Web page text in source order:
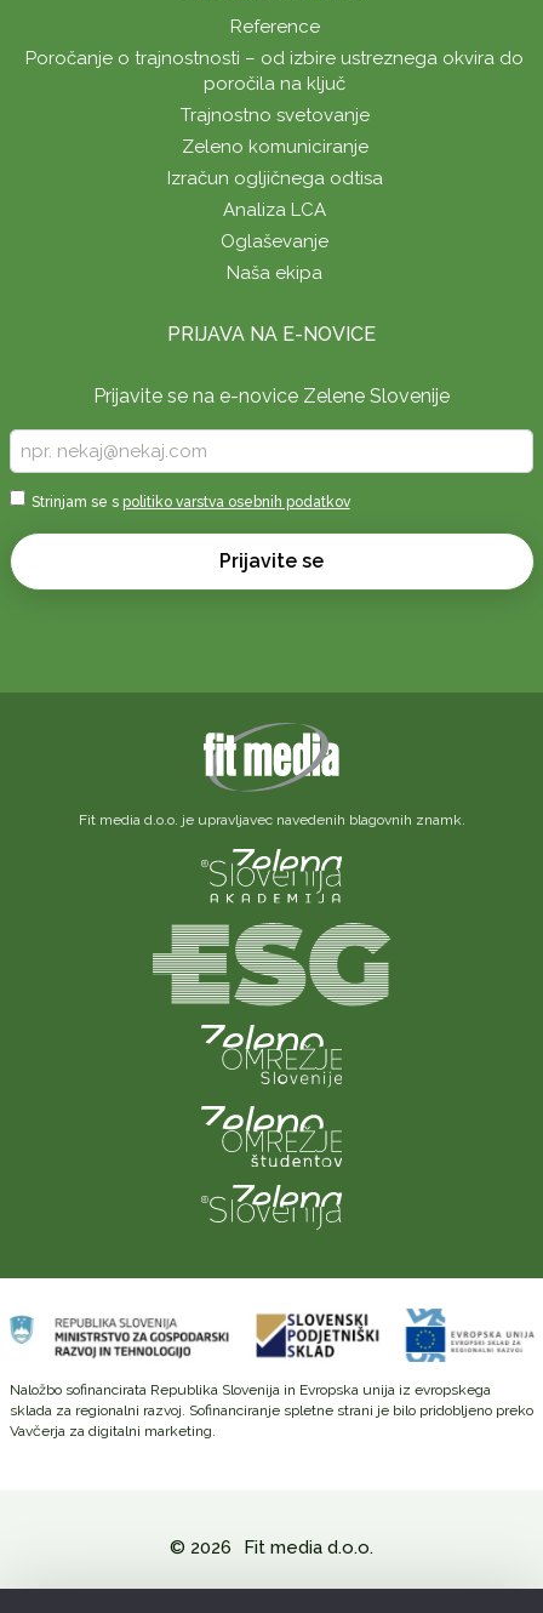
Reference
Poročanje o trajnostnosti – od izbire ustreznega okvira do
poročila na ključ
Trajnostno svetovanje
Zeleno komuniciranje
Izračun ogljičnega odtisa
Analiza LCA
Oglaševanje
Naša ekipa
PRIJAVA NA E-NOVICE
Prijavite se na e-novice Zelene Slovenije
vaš
e-
Sprejmi
*
Strinjam se s politiko varstva osebnih podatkov
Prijavite se
Fit media d.o.o. je upravljavec navedenih blagovnih znamk.
Naložbo sofinancirata Republika Slovenija in Evropska unija iz evropskega
sklada za regionalni razvoj. Sofinanciranje spletne strani je bilo pridobljeno preko
Vavčerja za digitalni marketing.
© 2026 Fit media d.o.o.